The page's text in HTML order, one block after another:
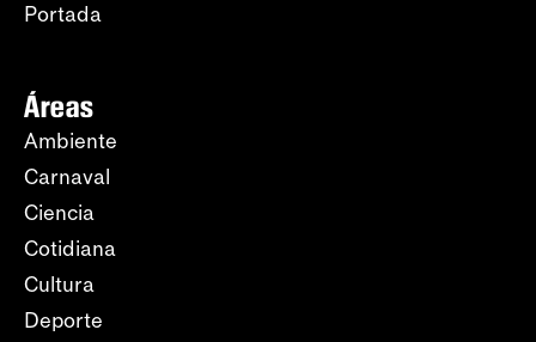
Portada
Áreas
Ambiente
Carnaval
Ciencia
Cotidiana
Cultura
Deporte